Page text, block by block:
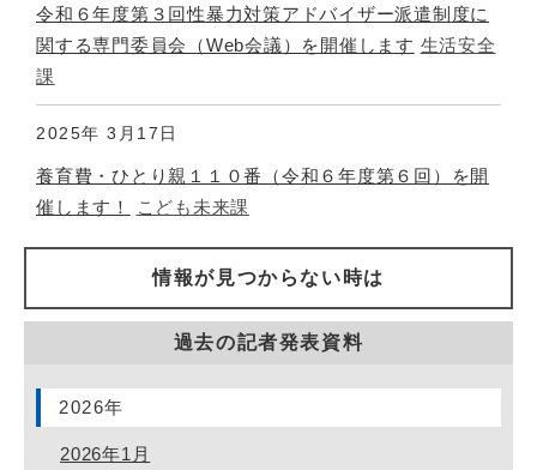
令和６年度第３回性暴力対策アドバイザー派遣制度に
関する専門委員会（Web会議）を開催します 生活安全
課
2025年 3月17日
養育費・ひとり親１１０番（令和６年度第６回）を開
催します！
こども未来課
情報が見つからない時は
過去の記者発表資料
2026年
2026年1月